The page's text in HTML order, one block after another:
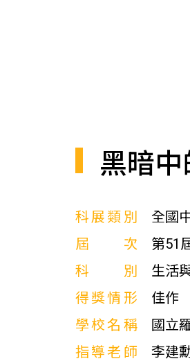
黑暗
科展類別
全國
屆次
第51
科別
生活
得獎情形
佳作
學校名稱
國立
指導老師
李建